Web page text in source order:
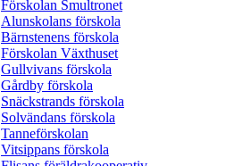
Förskolan Smultronet
Alunskolans förskola
Bärnstenens förskola
Förskolan Växthuset
Gullvivans förskola
Gårdby förskola
Snäckstrands förskola
Solvändans förskola
Tanneförskolan
Vitsippans förskola